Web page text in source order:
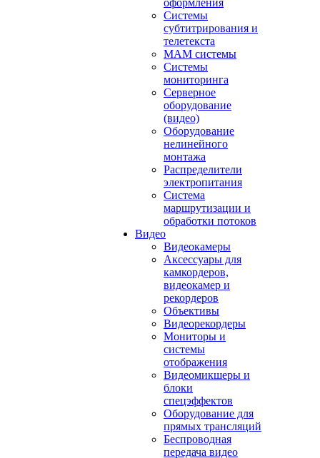
оформления
Системы
субтитрирования и
телетекста
MAM системы
Системы
мониторинга
Серверное
оборудование
(видео)
Оборудование
нелинейного
монтажа
Распределители
электропитания
Система
маршрутизации и
обработки потоков
Видео
Видеокамеры
Аксессуары для
камкордеров,
видеокамер и
рекордеров
Объективы
Видеорекордеры
Мониторы и
системы
отображения
Видеомикшеры и
блоки
спецэффектов
Оборудование для
прямых трансляций
Беспроводная
передача видео